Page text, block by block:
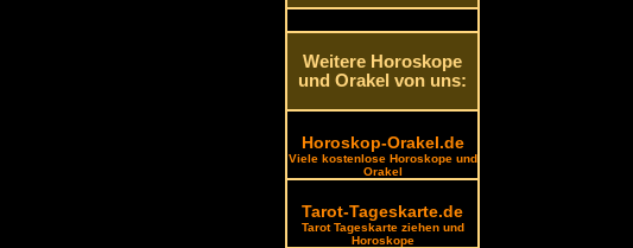
Weitere Horoskope
und Orakel von uns:
Horoskop-Orakel.de
Viele kostenlose Horoskope und
Orakel
Tarot-Tageskarte.de
Tarot Tageskarte ziehen und
Horoskope